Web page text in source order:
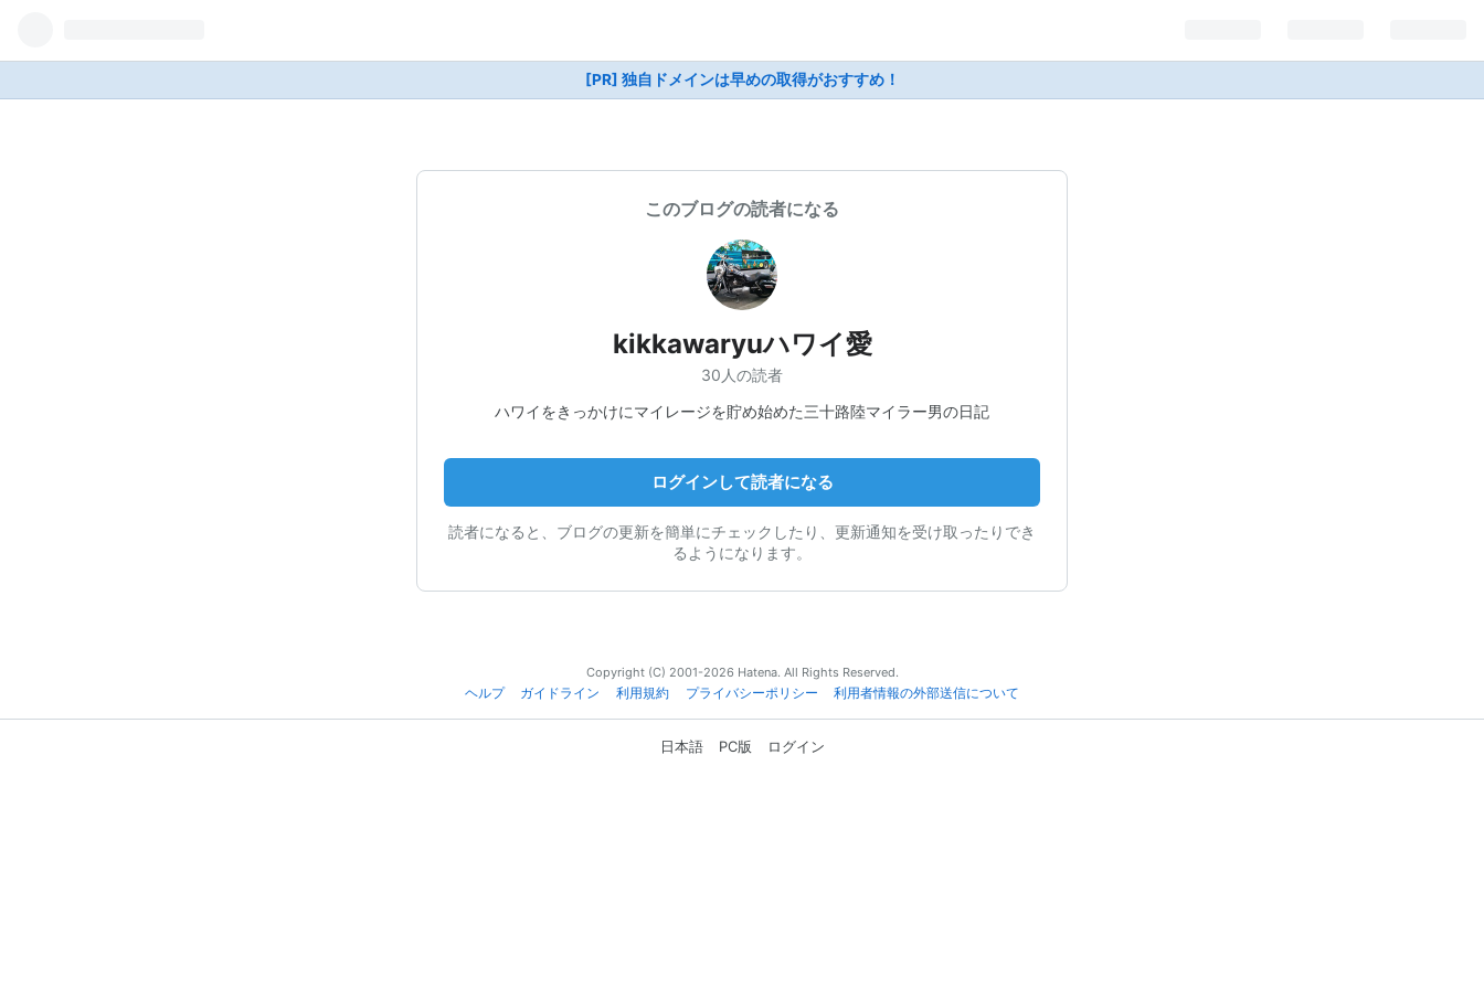
[PR] 独自ドメインは早めの取得がおすすめ！
このブログの読者になる
kikkawaryuハワイ愛
30人の読者
ハワイをきっかけにマイレージを貯め始めた三十路陸マイラー男の日記
ログインして読者になる
読者になると、ブログの更新を簡単にチェックしたり、更新通知を受け取ったりでき
るようになります。
Copyright (C) 2001-2026 Hatena. All Rights Reserved.
ヘルプ
ガイドライン 利用規約 プライバシーポリシー 利用者情報の外部送信について
日本語 PC版 ログイン